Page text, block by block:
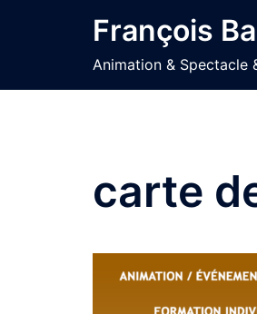
François
Animation & Spectacle
carte